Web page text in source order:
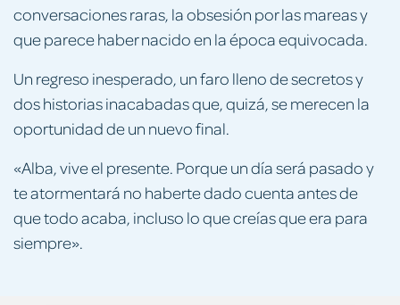
conversaciones raras, la obsesión por las mareas y
que parece haber nacido en la época equivocada.
Un regreso inesperado, un faro lleno de secretos y
dos historias inacabadas que, quizá, se merecen la
oportunidad de un nuevo final.
«Alba, vive el presente. Porque un día será pasado y
te atormentará no haberte dado cuenta antes de
que todo acaba, incluso lo que creías que era para
siempre».